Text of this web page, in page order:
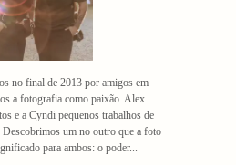
no final de 2013 por amigos em
a fotografia como paixão. Alex
e a Cyndi pequenos trabalhos de
Descobrimos um no outro que a foto
para ambos: o poder...